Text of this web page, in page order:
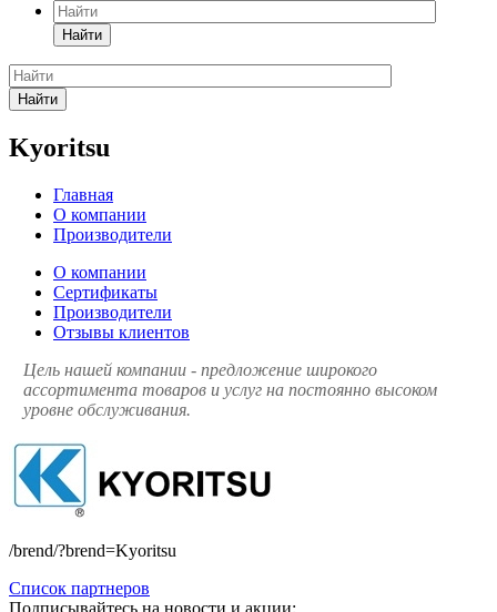
Найти
Найти
Kyoritsu
Главная
О компании
Производители
О компании
Сертификаты
Производители
Отзывы клиентов
Цель нашей компании - предложение широкого
ассортимента товаров и услуг на постоянно высоком
уровне обслуживания.
/brend/?brend=Kyoritsu
Список партнеров
Подписывайтесь на новости и акции: